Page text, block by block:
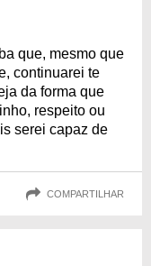
que, mesmo que
continuarei te
da forma que
respeito ou
serei capaz de
COMPARTILHAR